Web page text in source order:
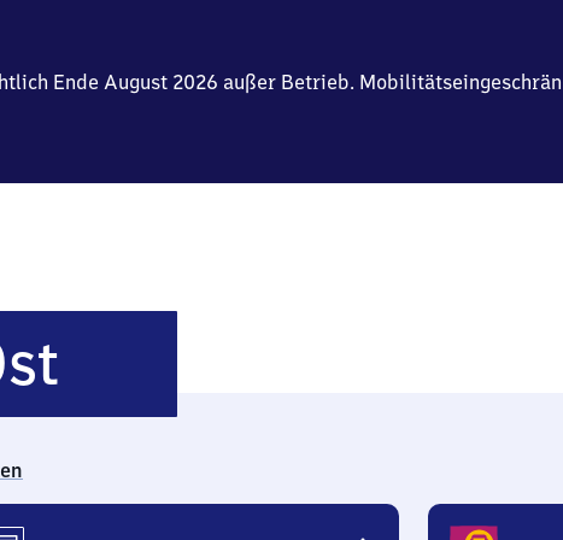
Ende August 2026 außer Betrieb.
Ost